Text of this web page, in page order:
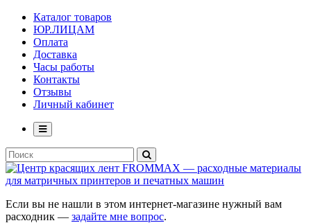
Каталог товаров
ЮР.ЛИЦАМ
Оплата
Доставка
Часы работы
Контакты
Отзывы
Личный кабинет
Если вы не нашли в этом интернет-магазине нужный вам
расходник — задайте мне вопрос.